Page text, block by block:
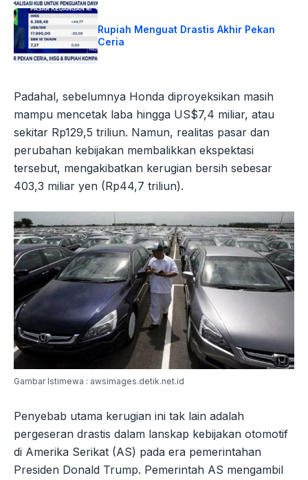
Rupiah Menguat Drastis Akhir Pekan
Ceria
Padahal, sebelumnya Honda diproyeksikan masih
mampu mencetak laba hingga US$7,4 miliar, atau
sekitar Rp129,5 triliun. Namun, realitas pasar dan
perubahan kebijakan membalikkan ekspektasi
tersebut, mengakibatkan kerugian bersih sebesar
403,3 miliar yen (Rp44,7 triliun).
Gambar Istimewa : awsimages.detik.net.id
Penyebab utama kerugian ini tak lain adalah
pergeseran drastis dalam lanskap kebijakan otomotif
di Amerika Serikat (AS) pada era pemerintahan
Presiden Donald Trump. Pemerintah AS mengambil